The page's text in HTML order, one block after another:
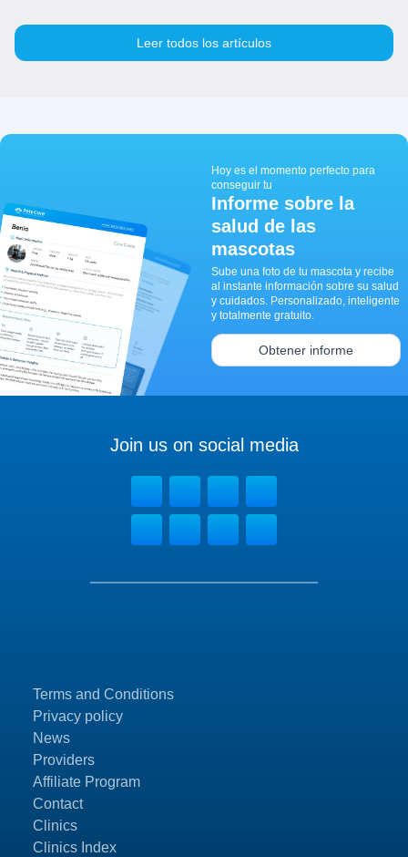
Leer todos los artículos
Hoy es el momento perfecto para
conseguir tu
Informe sobre la
salud de las
mascotas
Sube una foto de tu mascota y recibe
al instante información sobre su salud
y cuidados. Personalizado, inteligente
y totalmente gratuito.
Obtener informe
Terms and Conditions
Privacy policy
News
Providers
Affiliate Program
Contact
Clinics
Clinics Index
Join us on social media